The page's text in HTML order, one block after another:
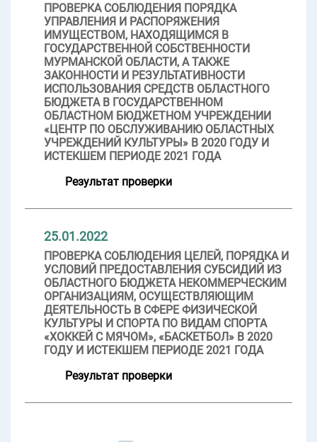
ПРОВЕРКА СОБЛЮДЕНИЯ ПОРЯДКА
УПРАВЛЕНИЯ И РАСПОРЯЖЕНИЯ
ИМУЩЕСТВОМ, НАХОДЯЩИМСЯ В
ГОСУДАРСТВЕННОЙ СОБСТВЕННОСТИ
МУРМАНСКОЙ ОБЛАСТИ, А ТАКЖЕ
ЗАКОННОСТИ И РЕЗУЛЬТАТИВНОСТИ
ИСПОЛЬЗОВАНИЯ СРЕДСТВ ОБЛАСТНОГО
БЮДЖЕТА В ГОСУДАРСТВЕННОМ
ОБЛАСТНОМ БЮДЖЕТНОМ УЧРЕЖДЕНИИ
«ЦЕНТР ПО ОБСЛУЖИВАНИЮ ОБЛАСТНЫХ
УЧРЕЖДЕНИЙ КУЛЬТУРЫ» В 2020 ГОДУ И
ИСТЕКШЕМ ПЕРИОДЕ 2021 ГОДА
Результат проверки
25.01.2022
ПРОВЕРКА СОБЛЮДЕНИЯ ЦЕЛЕЙ, ПОРЯДКА И
УСЛОВИЙ ПРЕДОСТАВЛЕНИЯ СУБСИДИЙ ИЗ
ОБЛАСТНОГО БЮДЖЕТА НЕКОММЕРЧЕСКИМ
ОРГАНИЗАЦИЯМ, ОСУЩЕСТВЛЯЮЩИМ
ДЕЯТЕЛЬНОСТЬ В СФЕРЕ ФИЗИЧЕСКОЙ
КУЛЬТУРЫ И СПОРТА ПО ВИДАМ СПОРТА
«ХОККЕЙ С МЯЧОМ», «БАСКЕТБОЛ» В 2020
ГОДУ И ИСТЕКШЕМ ПЕРИОДЕ 2021 ГОДА
Результат проверки